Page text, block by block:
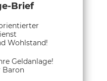
Brief
Wohlstand!
Geldanlage!
Baron